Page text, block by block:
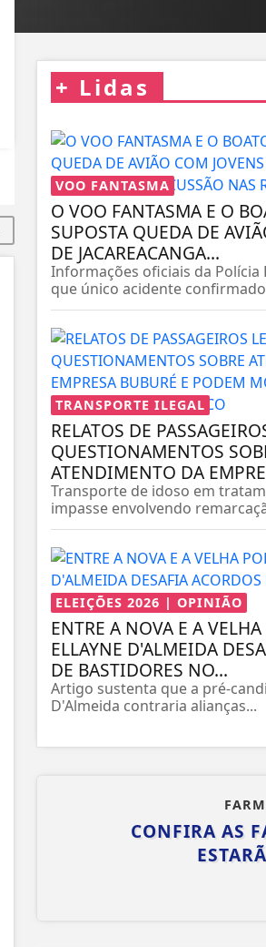
+ Lidas
VOO FANTASMA
O VOO FANTASMA E O
SUPOSTA QUEDA DE
DE JACAREACANGA...
Informações oficiais da Polícia
que único acidente
TRANSPORTE ILEGAL
RELATOS DE
QUESTIONAMENTOS
ATENDIMENTO DA
Transporte de idoso em
impasse envolvendo
ELEIÇÕES 2026 | OPINIÃO
ENTRE A NOVA E A
ELLAYNE D'ALMEIDA
DE BASTIDORES NO...
Artigo sustenta que a pré-
D'Almeida contraria alianças...
CONFIRA AS